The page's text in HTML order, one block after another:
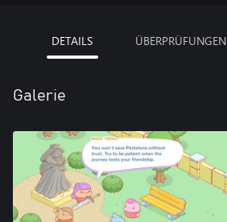
DETAILS ÜBERPRÜFUNGEN
Galerie